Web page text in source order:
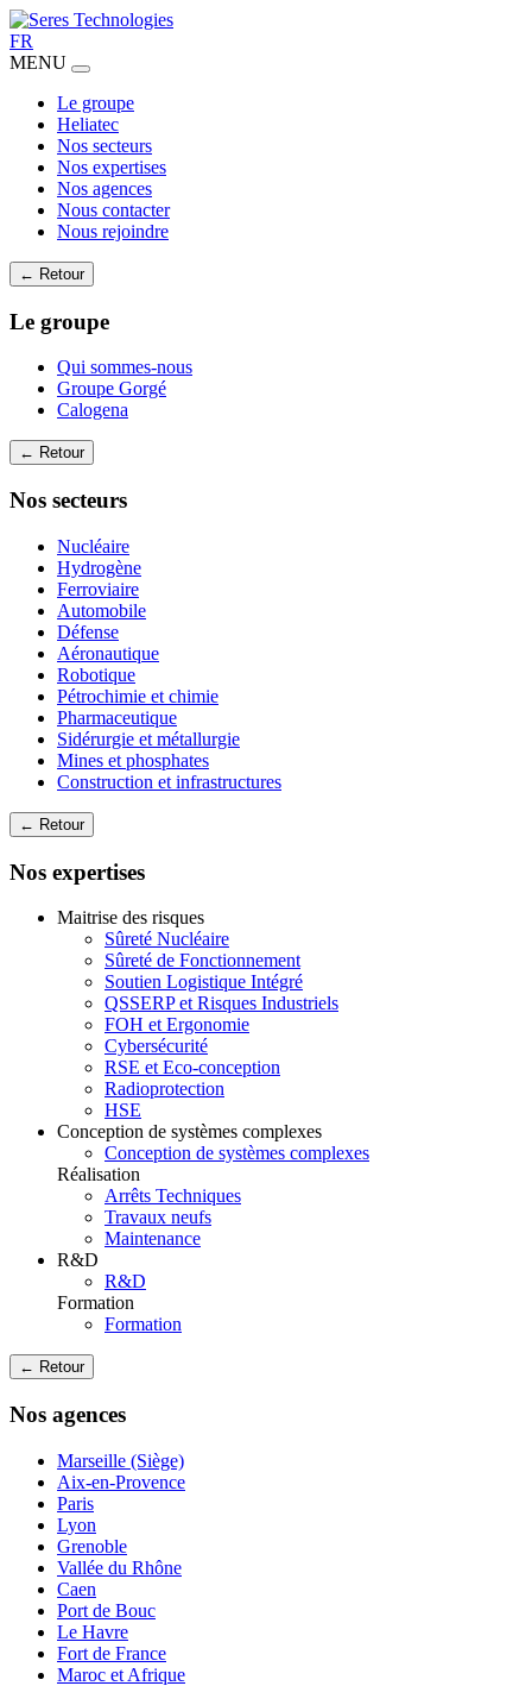
FR
MENU
Le groupe
Heliatec
Nos secteurs
Nos expertises
Nos agences
Nous contacter
Nous rejoindre
← Retour
Le groupe
Qui sommes-nous
Groupe Gorgé
Calogena
← Retour
Nos secteurs
Nucléaire
Hydrogène
Ferroviaire
Automobile
Défense
Aéronautique
Robotique
Pétrochimie et chimie
Pharmaceutique
Sidérurgie et métallurgie
Mines et phosphates
Construction et infrastructures
← Retour
Nos expertises
Maitrise des risques
Sûreté Nucléaire
Sûreté de Fonctionnement
Soutien Logistique Intégré
QSSERP et Risques Industriels
FOH et Ergonomie
Cybersécurité
RSE et Eco-conception
Radioprotection
HSE
Conception de systèmes complexes
Conception de systèmes complexes
Réalisation
Arrêts Techniques
Travaux neufs
Maintenance
R&D
R&D
Formation
Formation
← Retour
Nos agences
Marseille (Siège)
Aix-en-Provence
Paris
Lyon
Grenoble
Vallée du Rhône
Caen
Port de Bouc
Le Havre
Fort de France
Maroc et Afrique